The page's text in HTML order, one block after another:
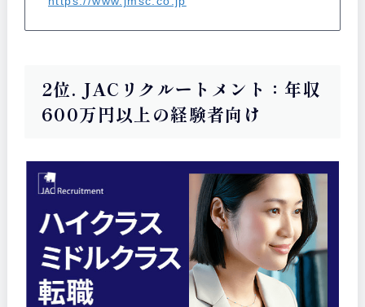
2位. JACリクルートメント：年収
600万円以上の経験者向け